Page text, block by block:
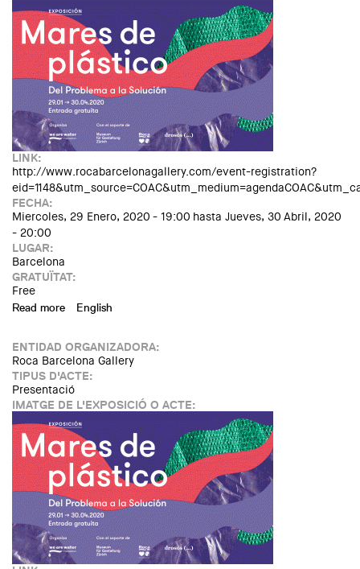
LINK:
http://www.rocabarcelonagallery.com/event-registration?
FECHA:
Miercoles, 29 Enero, 2020 - 19:00 hasta Jueves, 30 Abril, 2020
- 20:00
LUGAR:
Barcelona
GRATUÏTAT:
Free
Read more about Exposición "Mares de plástico. Del problema a la
English
ENTIDAD ORGANIZADORA:
Roca Barcelona Gallery
TIPUS D'ACTE:
Presentació
IMATGE DE L'EXPOSICIÓ O ACTE: